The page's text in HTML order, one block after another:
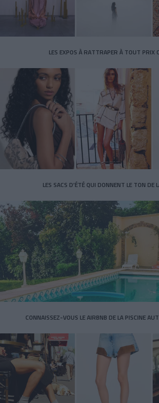
LES EXPOS À RATTRAPER À TOUT PRIX
LES SACS D’ÉTÉ QUI DONNENT LE TON DE
CONNAISSEZ-VOUS LE AIRBNB DE LA PISCINE